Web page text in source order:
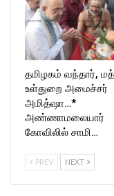
தமிழகம் வந்தார்,
உள்துறை அமைச்சர்
அமித்ஷா…*
அண்ணாமலையார்
கோவிலில் சாமி…
PREV NEXT